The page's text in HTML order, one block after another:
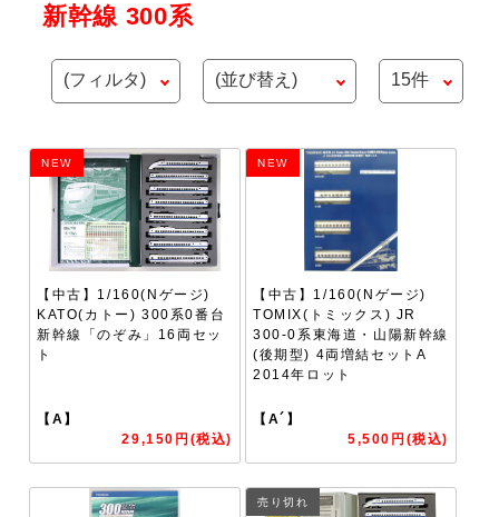
新幹線 300系
NEW
【中古】1/160(Nゲージ)
KATO(カトー) 300系0番台
新幹線「のぞみ」16両セッ
ト
【A】
29,150円(税込)
NEW
【中古】1/160(Nゲージ)
TOMIX(トミックス) JR
300-0系東海道・山陽新幹線
(後期型) 4両増結セットA
2014年ロット
【A´】
5,500円(税込)
売り切れ